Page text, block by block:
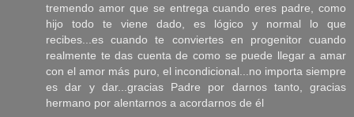
tremendo amor que se entrega cuando eres padre, como
hijo todo te viene dado, es lógico y normal lo que
recibes...es cuando te conviertes en progenitor cuando
realmente te das cuenta de como se puede llegar a amar
con el amor más puro, el incondicional...no importa siempre
es dar y dar...gracias Padre por darnos tanto, gracias
hermano por alentarnos a acordarnos de él